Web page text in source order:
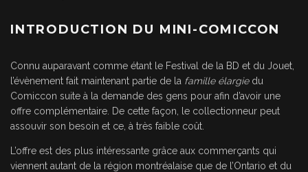
INTRODUCTION DU MINI-COMICCON
Connu auparavant comme étant le Festival de la BD et du Jouet,
l’évènement fait maintenant partie de la famille élargiedu
Comiccon suite à la demande des gens pour afin d’avoir une
offre complémentaire. De cette façon, le collectionneur peut
assouvir son besoin et ce, à très faible coût.
L’offre est des plus intéressante grâce aux commerçants qui
viennent autant de la région montréalaise que de l’Ontario et du